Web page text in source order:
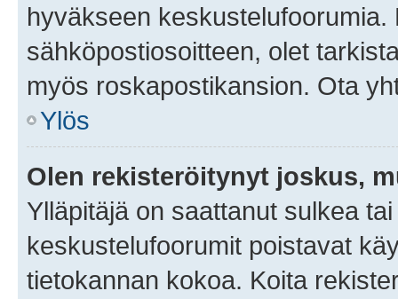
hyväkseen
sähköpostiosoitteen, olet
myös roskapostikansion. Ota
Ylös
Olen rekisteröitynyt joskus,
Ylläpitäjä on saattanut sulkea
keskustelufoorumit poistavat
tietokannan kokoa. Koita